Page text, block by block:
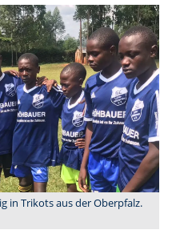
in Trikots aus der Oberpfalz.